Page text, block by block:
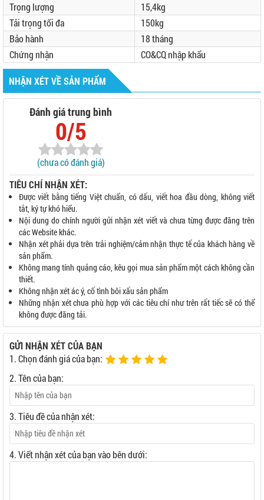
Trọng lượng
15,4kg
Tải trọng tối đa
150kg
Bảo hành
18 tháng
Chứng nhận
CO&CQ nhập khẩu
NHẬN XÉT VỀ SẢN PHẨM
Đánh giá trung bình
0/5
(chưa có đánh giá)
TIÊU CHÍ NHẬN XÉT:
Được viết bằng tiếng Việt chuẩn, có dấu, viết hoa đầu dòng, không viết
tắt, ký tự khó hiểu.
Nội dung do chính người gửi nhận xét viết và chưa từng được đăng trên
các Website khác.
Nhận xét phải dựa trên trải nghiệm/cảm nhận thực tế của khách hàng về
sản phẩm.
Không mang tính quảng cáo, kêu gọi mua sản phẩm một cách không cần
thiết.
Không nhận xét ác ý, cố tình bôi xấu sản phẩm
Những nhận xét chưa phù hợp với các tiêu chí như trên rất tiếc sẽ có thể
không được đăng tải.
GỬI NHẬN XÉT CỦA BẠN
1. Chọn đánh giá của bạn:
2. Tên của bạn:
3. Tiêu đề của nhận xét:
4. Viết nhận xét của bạn vào bên dưới: